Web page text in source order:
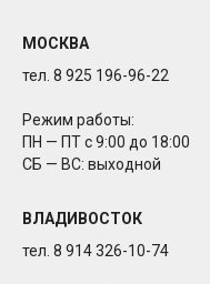
МОСКВА
тел. 8 925 196-96-22
Режим работы:
ПН — ПТ с 9:00 до 18:00
СБ — ВС: выходной
ВЛАДИВОСТОК
тел. 8 914 326-10-74